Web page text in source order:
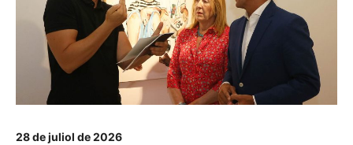
28 de juliol de 2026